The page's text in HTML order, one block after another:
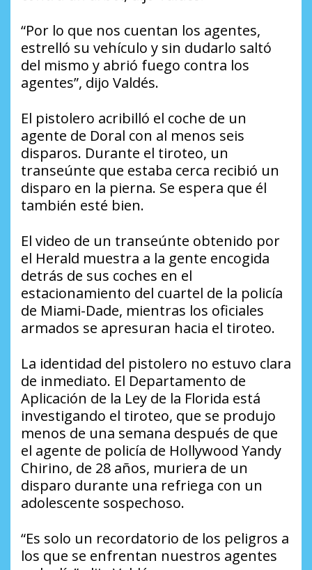
“Por lo que nos cuentan los agentes,
estrelló su vehículo y sin dudarlo saltó
del mismo y abrió fuego contra los
agentes”, dijo Valdés.
El pistolero acribilló el coche de un
agente de Doral con al menos seis
disparos. Durante el tiroteo, un
transeúnte que estaba cerca recibió un
disparo en la pierna. Se espera que él
también esté bien.
El video de un transeúnte obtenido por
el Herald muestra a la gente encogida
detrás de sus coches en el
estacionamiento del cuartel de la policía
de Miami-Dade, mientras los oficiales
armados se apresuran hacia el tiroteo.
La identidad del pistolero no estuvo clara
de inmediato. El Departamento de
Aplicación de la Ley de la Florida está
investigando el tiroteo, que se produjo
menos de una semana después de que
el agente de policía de Hollywood Yandy
Chirino, de 28 años, muriera de un
disparo durante una refriega con un
adolescente sospechoso.
“Es solo un recordatorio de los peligros a
los que se enfrentan nuestros agentes